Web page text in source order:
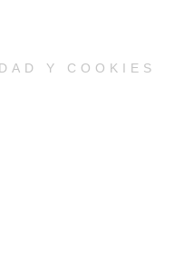
Y COOKIES